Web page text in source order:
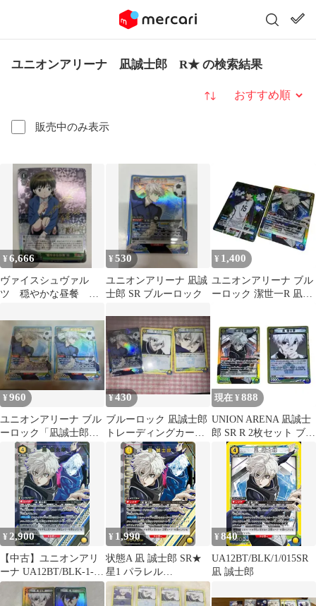
ユニオンアリーナ 凪誠士郎 R★ の検索結果
販売中のみ表示
並び替え
¥6,666
ヴァイスシュヴァル
ツ 穏やかな昼餐
¥530
ユニオンアリーナ 凪誠
士郎 SR ブルーロック
¥ 1,400
ユニオンアリーナ ブル
ーロック 潔世一R 凪誠
¥960
ユニオンアリーナ ブル
ーロック「凪誠士郎」
SR（スーパーレア）2
枚セット
¥430
ブルーロック 凪誠士郎
トレーディングカード
3枚セット
現在 ¥ 888
UNION ARENA 凪誠士
郎 SR R 2枚セット ブル
ーロック
¥2,900
【中古】ユニオンアリ
ーナ UA12BT/BLK-1-
015[SR★]：(キラ)凪 誠
¥ 1,990
状態A 凪 誠士郎 SR★
星1 パラレル
UA12BT/BLK-1-015 ユ
ニオンアリーナ UNION
¥840
UA12BT/BLK/1/015SR
凪 誠士郎